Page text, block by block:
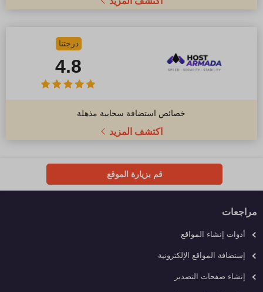
درجتنا
4.8
خصائص استضافة سحابية مذهلة
اكتشف المزيد
قم بزيارة الموقع
مراجعات
أدوات إنشاء المواقع
إستضافة المواقع الإلكترونية
إنشاء صفحات التصدير